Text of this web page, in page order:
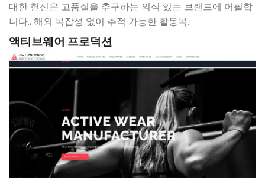
대한 헌신은 고품질을 추구하는 의식 있는 브랜드에 어필합
니다., 해외 복잡성 없이 추적 가능한 활동복.
액티브웨어 프로덕션